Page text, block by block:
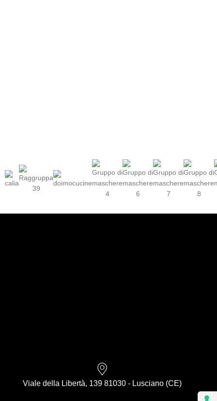
Viale della Libertà, 139 81030 - Lusciano (CE)